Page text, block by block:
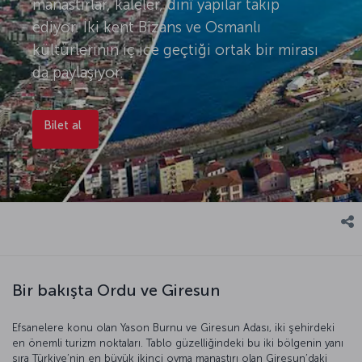
manastırlar, kaleler, dinî yapılar takip
ediyor. İki kent Bizans ve Osmanlı
kültürlerinin iç içe geçtiği ortak bir mirası
da paylaşıyor.
Bilet al
Bir bakışta Ordu ve Giresun
Efsanelere konu olan Yason Burnu ve Giresun Adası, iki şehirdeki
en önemli turizm noktaları. Tablo güzelliğindeki bu iki bölgenin yanı
sıra Türkiye’nin en büyük ikinci oyma manastırı olan Giresun’daki